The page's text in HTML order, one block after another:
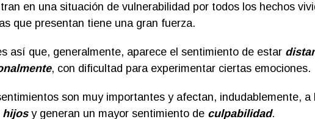
en una situación de vulnerabilidad por todos los hechos
que presentan tiene una gran fuerza.
así que, generalmente, aparece el sentimiento de estar
, con dificultad para experimentar ciertas emociones.
son muy importantes y afectan, indudablemente, a
y generan un mayor sentimiento de culpabilidad.